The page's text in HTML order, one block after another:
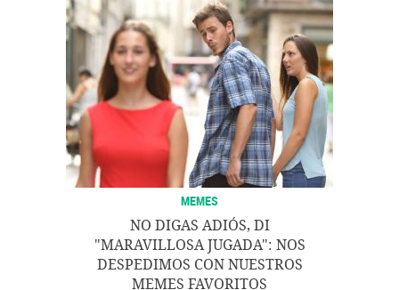
MEMES
NO DIGAS ADIÓS, DI
"MARAVILLOSA JUGADA": NOS
DESPEDIMOS CON NUESTROS
MEMES FAVORITOS